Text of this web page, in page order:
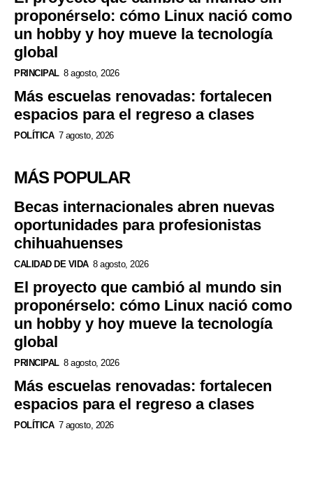
proponérselo: cómo Linux nació como
un hobby y hoy mueve la tecnología
global
PRINCIPAL 8 agosto, 2026
Más escuelas renovadas: fortalecen
espacios para el regreso a clases
POLÍTICA 7 agosto, 2026
MÁS POPULAR
Becas internacionales abren nuevas
oportunidades para profesionistas
chihuahuenses
CALIDAD DE VIDA 8 agosto, 2026
El proyecto que cambió al mundo sin
proponérselo: cómo Linux nació como
un hobby y hoy mueve la tecnología
global
PRINCIPAL 8 agosto, 2026
Más escuelas renovadas: fortalecen
espacios para el regreso a clases
POLÍTICA 7 agosto, 2026